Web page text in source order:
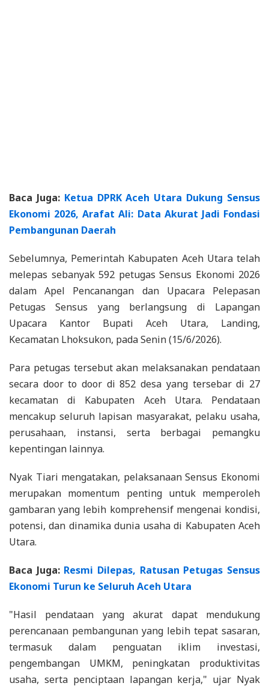
Baca Juga: Ketua DPRK Aceh Utara Dukung Sensus
Ekonomi 2026, Arafat Ali: Data Akurat Jadi Fondasi
Pembangunan Daerah
Sebelumnya, Pemerintah Kabupaten Aceh Utara telah
melepas sebanyak 592 petugas Sensus Ekonomi 2026
dalam Apel Pencanangan dan Upacara Pelepasan
Petugas Sensus yang berlangsung di Lapangan
Upacara Kantor Bupati Aceh Utara, Landing,
Kecamatan Lhoksukon, pada Senin (15/6/2026).
Para petugas tersebut akan melaksanakan pendataan
secara door to door di 852 desa yang tersebar di 27
kecamatan di Kabupaten Aceh Utara. Pendataan
mencakup seluruh lapisan masyarakat, pelaku usaha,
perusahaan, instansi, serta berbagai pemangku
kepentingan lainnya.
Nyak Tiari mengatakan, pelaksanaan Sensus Ekonomi
merupakan momentum penting untuk memperoleh
gambaran yang lebih komprehensif mengenai kondisi,
potensi, dan dinamika dunia usaha di Kabupaten Aceh
Utara.
Baca Juga: Resmi Dilepas, Ratusan Petugas Sensus
Ekonomi Turun ke Seluruh Aceh Utara
"Hasil pendataan yang akurat dapat mendukung
perencanaan pembangunan yang lebih tepat sasaran,
termasuk dalam penguatan iklim investasi,
pengembangan UMKM, peningkatan produktivitas
usaha, serta penciptaan lapangan kerja," ujar Nyak